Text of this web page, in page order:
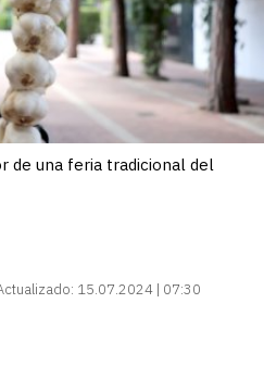
de una feria tradicional del
15.07.2024 | 07:30